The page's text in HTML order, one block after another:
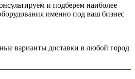
и подберем наиболее
именно под ваш бизнес
варианты доставки в любой город